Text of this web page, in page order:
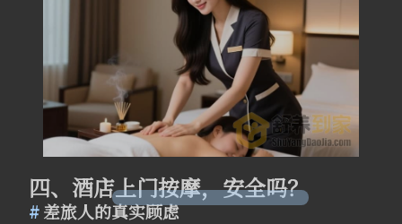
四、酒店上门按摩，安全吗？
差旅人的真实顾虑